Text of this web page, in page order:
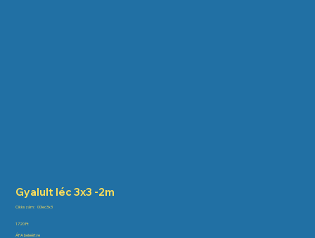
Gyalult léc 3x3 -2m
Cikkszám: Cikkszám:
00lec3x3
Ár
1720 Ft
ÁFA beleértve